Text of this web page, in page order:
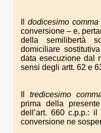
dodicesimo comma
conversione – e,
della semilibertà
domiciliare
data esecuzione dal
sensi degli artt. 62 e
tredicesimo
prima della
dell’art. 660 c.p.p.: il
conversione ne